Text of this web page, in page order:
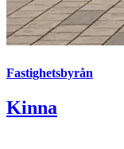
Fastighetsbyrån
Kinna